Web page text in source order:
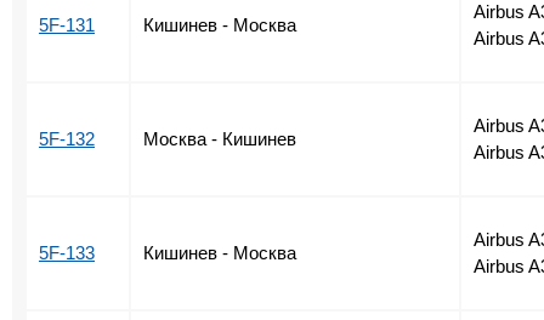
5F-131 Кишинев - Москва
Airbus
Airbus
5F-132 Москва - Кишинев
Airbus
Airbus
5F-133 Кишинев - Москва
Airbus
Airbus